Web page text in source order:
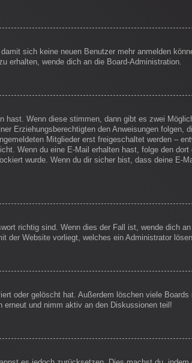
sich keine neuen Benutzer mehr anmelden
erhalten, wende dich an die Board-Administration.
hast. Wenn diese stimmen, dann gibt es zwei
Erziehungsberechtigten den Anweisungen folgen,
Mitglieder erst freigeschaltet werden –
Wenn du eine E-Mail erhalten hast, folge den
wurde. Wenn du dir sicher bist, dass deine E-
richtig sind. Wenn dies der Fall ist, wende dich
der Website vorliegt, welches ein Administrator
oder gelöscht hat. Außerdem löschen viele
erneut und nimm aktiv an den Diskussionen teil!